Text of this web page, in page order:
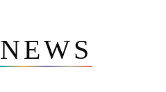
NEWS